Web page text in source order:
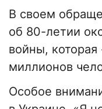
В своем
об 80-летии
войны,
миллионов
Особое